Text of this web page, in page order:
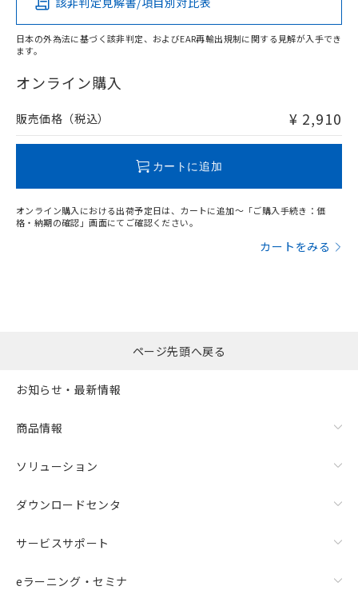
O
在庫等で未対応品が混在する可能性があります。
問い合わせください。
日本の外為法に基づく該非判定、およびEAR再輸出規制に関する見解が入手でき
ます。
オンライン購入
販売価格（税込） ¥ 2,910
カートに追加
オンライン購入における出荷予定日は、カートに追加～「ご購入手続き：価
格・納期の確認」画面にてご確認ください。
カートをみる
ページ先頭へ戻る
お知らせ・最新情報
商品情報
ソリューション
ダウンロードセンタ
サービスサポート
eラーニング・セミナ